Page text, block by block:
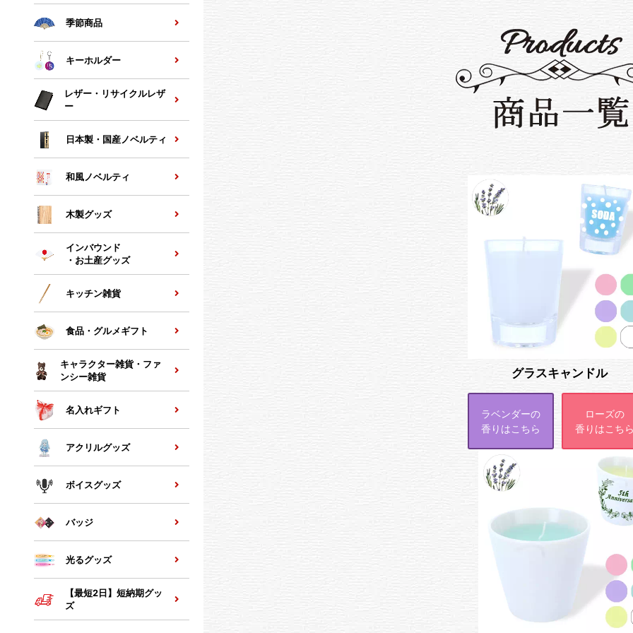
グラスキャンドル
ラベンダーの
香りはこちら
ローズの
香りはこち
季節商品
キーホルダー
レザー・リサイクルレザ
ー
日本製・国産ノベルティ
和風ノベルティ
木製グッズ
インバウンド
・お土産グッズ
キッチン雑貨
食品・グルメギフト
キャラクター雑貨・ファ
ンシー雑貨
名入れギフト
アクリルグッズ
ボイスグッズ
バッジ
光るグッズ
【最短2日】短納期グッ
ズ